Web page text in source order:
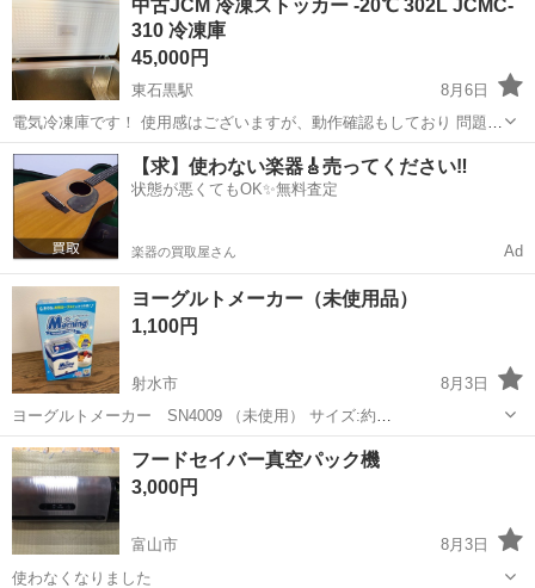
もペンで記入あり。 動作確認済 使用に伴う汚れあり。中古品ご理解あ
中古JCM 冷凍ストッカー -20℃ 302L JCMC-
310 冷凍庫
45,000円
東石黒駅
8月6日
電気冷凍庫です！ 使用感はございますが、動作確認もしており 問題な
くご使用いただけます！ 冷凍庫が足りない方、もう少し物を入れたい
方 いかがでしょうか！ 直接のお引取りも大歓迎です。 スペック 外形
寸法1104×743×...
富山 南砺市 東石黒駅 キッチン家電
【求】使わない楽器🎸売ってください‼️
状態が悪くてもOK✨無料査定
楽器の買取屋さん Ad
ヨーグルトメーカー（未使用品）
1,100円
射水市
8月3日
ヨーグルトメーカー SN4009 （未使用） サイズ:約
H21.5×W11.5×D11.5㎝ ご覧いただき誠にありがとうございます。 当
商品につきましては、店舗でのみ販売しており、配達・郵送などのサ
ービスは行っ...
富山 射水市 キッチン家電 店舗
フードセイバー真空パック機
3,000円
富山市
8月3日
使わなくなりました